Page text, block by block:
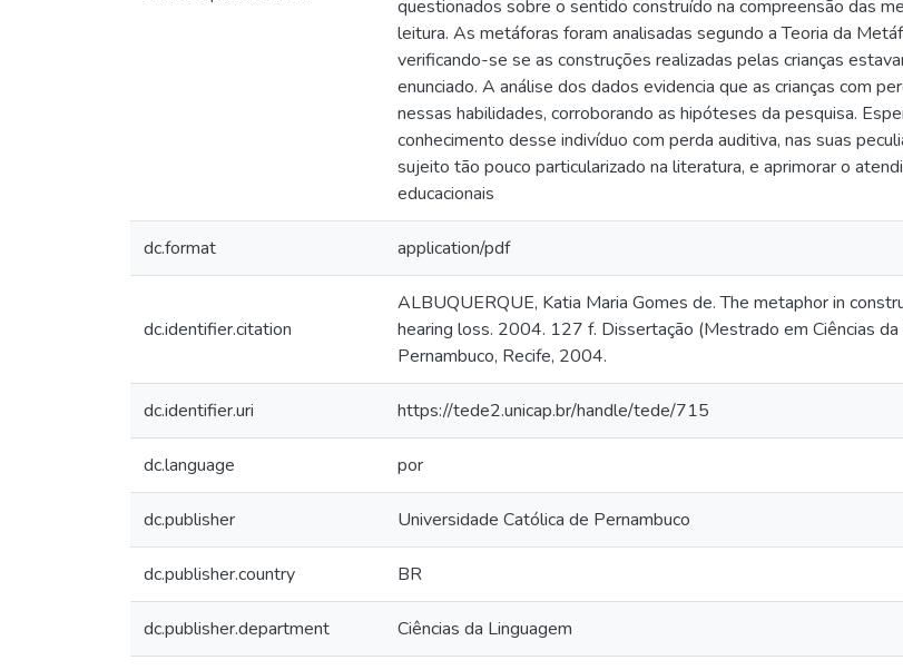
questionados sobre o sentido construído na compreensão das
leitura. As metáforas foram analisadas segundo a Teoria da
verificando-se se as construções realizadas pelas crianças
enunciado. A análise dos dados evidencia que as crianças com
nessas habilidades, corroborando as hipóteses da pesquisa.
conhecimento desse indivíduo com perda auditiva, nas suas
sujeito tão pouco particularizado na literatura, e aprimorar o
educacionais
dc.format application/pdf
dc.identifier.citation
ALBUQUERQUE, Katia Maria Gomes de. The metaphor in
hearing loss. 2004. 127 f. Dissertação (Mestrado em Ciências
Pernambuco, Recife, 2004.
dc.identifier.uri https://tede2.unicap.br/handle/tede/715
dc.language por
dc.publisher Universidade Católica de Pernambuco
dc.publisher.country BR
dc.publisher.department Ciências da Linguagem